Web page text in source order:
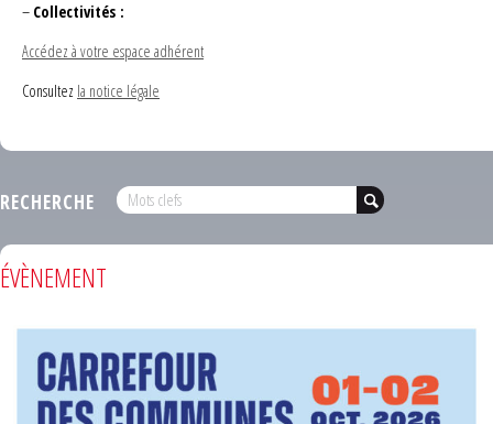
– Collectivités :
Accédez à votre espace adhérent
Consultez la notice légale
RECHERCHE
ÉVÈNEMENT